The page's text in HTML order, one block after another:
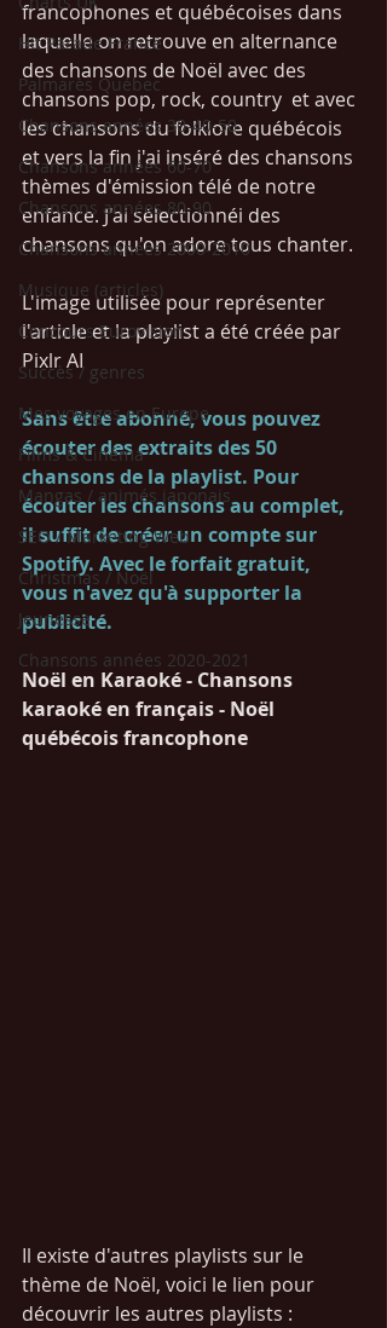
Hit Parade France
Palmarès Québec
Chansons années 30-40-50
Chansons années 60-70
Chansons années 80-90
Chansons années 2000-2010
Musique (articles)
Concours Eurovision
Succès / genres
Mes voyages en Europe
Films & Cinéma
Mangas / animés japonais
SEO / Marketing Web
Christmas / Noël
Jeunesse
Chansons années 2020-2021
francophones et québécoises dans
laquelle on retrouve en alternance
des chansons de Noël avec des
chansons pop, rock, country  et avec
les chansons du folklore québécois
et vers la fin j'ai inséré des chansons
thèmes d'émission télé de notre
enfance. J'ai sélectionnéi des
chansons qu'on adore tous chanter.
L'image utilisée pour représenter
l'article et la playlist a été créée par
Pixlr AI
Sans être abonné, vous pouvez
écouter des extraits des 50
chansons de la playlist. Pour
écouter les chansons au complet,
il suffit de créer un compte sur
Spotify. Avec le forfait gratuit,
vous n'avez qu'à supporter la
publicité.
Noël en Karaoké - Chansons
karaoké en français - Noël
québécois francophone
Il existe d'autres playlists sur le
thème de Noël, voici le lien pour
découvrir les autres playlists :